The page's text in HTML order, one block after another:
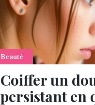
Beauté
Coiffer un
persistant en